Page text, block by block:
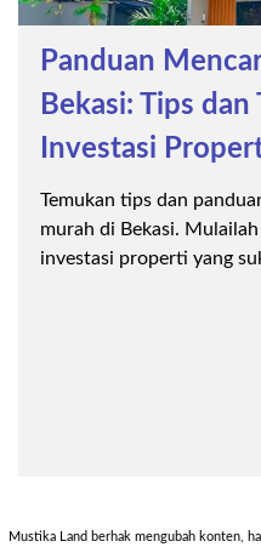
Panduan
Bekasi: Tips
Investasi
Temukan tips dan
murah di Bekasi.
investasi properti yang
Mustika Land berhak mengubah konten,